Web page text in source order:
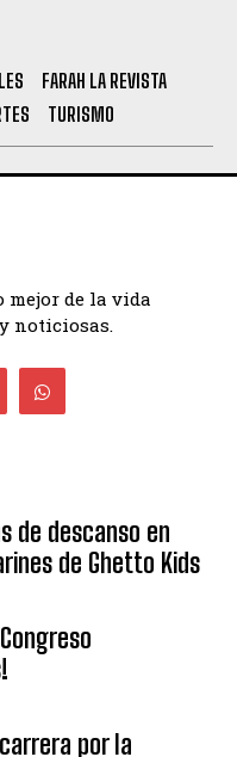
FARAH LA REVISTA
TURISMO
mejor de la vida
noticiosas.
de descanso en
de Ghetto Kids
por la